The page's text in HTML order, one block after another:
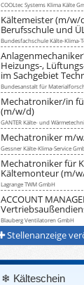
COOLtec Systems Klima Kälte
Kältemeister (m/w/
Berufsschule und
Bundesfachschule Kälte-Klima-
Heizungs-,
im Sachgebiet
Bundesanstalt für
Mechatroniker/in
(m/w/d)
GANTER Kälte- und
Mechatroniker m/
Gessner Kälte-Klima-Service
Mechatroniker für
Kältemonteur (m/
Lagrange TWM GmbH
ACCOUNT
Blauberg Ventilatoren GmbH
Stellenanzeige
❄ Kälteschein